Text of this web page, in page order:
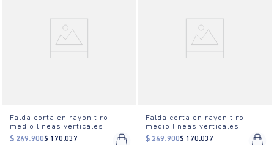
Falda corta en rayon tiro
medio líneas verticales
$ 269.900$ 170.037
Falda corta en rayon tiro
medio líneas verticales
$ 269.900$ 170.037